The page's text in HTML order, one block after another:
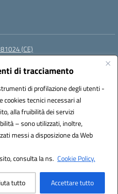
di tracciamento
di profilazione degli utenti -
cookies tecnici necessari al
alla fruibilità dei servizi
– sono utilizzati, inoltre,
messi a disposizione da Web
consulta la ns. Cookie Policy.
tutto Accettare tutto
(CE)
ceic8an00r@pec.istruzione.it
(IPA): icmvce
by 3D Solution S.r.l.
by Designers Italia